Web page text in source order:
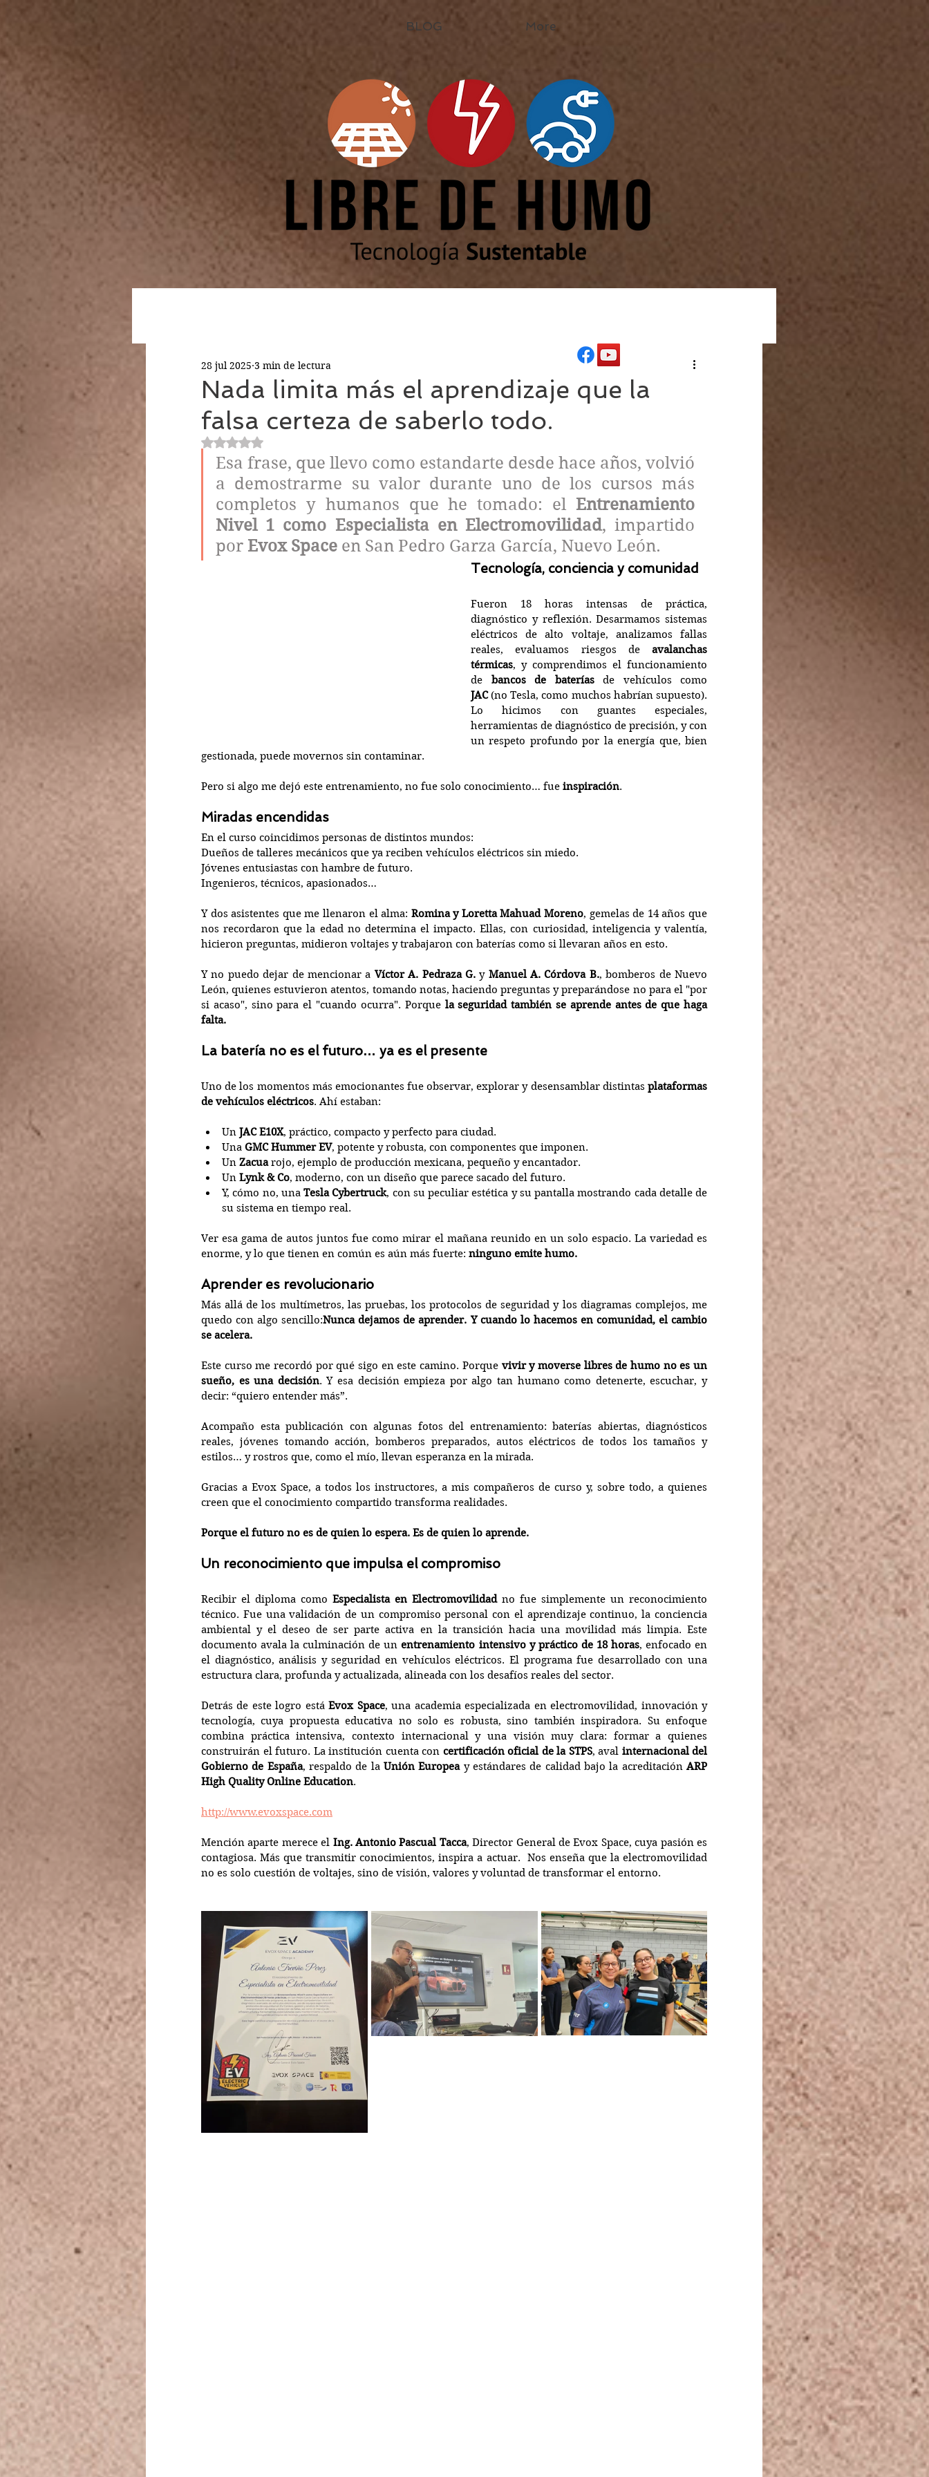
BLOG More
Nada limita más el aprendizaje que la
falsa certeza de saberlo todo.
28 jul 2025 3 min de lectura
Obtuvo NaN de 5 estrellas.
Esa frase, que llevo como estandarte desde hace años, volvió
a demostrarme su valor durante uno de los cursos más
completos y humanos que he tomado: el Entrenamiento
Nivel 1 como Especialista en Electromovilidad, impartido
por Evox Space en San Pedro Garza García, Nuevo León.
Tecnología, conciencia y comunidad
Fueron 18 horas intensas de práctica,
diagnóstico y reflexión. Desarmamos sistemas
eléctricos de alto voltaje, analizamos fallas
reales, evaluamos riesgos de avalanchas
térmicas, y comprendimos el funcionamiento
de bancos de baterías
JAC (no Tesla, como muchos habrían supuesto).
Lo hicimos con guantes especiales,
herramientas de diagnóstico de precisión, y con
un respeto profundo por la energía que, bien
gestionada, puede movernos sin contaminar.
Pero si algo me dejó este entrenamiento, no fue solo conocimiento… fue inspiración.
Miradas encendidas
En el curso coincidimos personas de distintos mundos:
Dueños de talleres mecánicos que ya reciben vehículos eléctricos sin miedo.
Jóvenes entusiastas con hambre de futuro.
Ingenieros, técnicos, apasionados…
Y dos asistentes que me llenaron el alma: Romina y Loretta Mahuad Moreno, gemelas de 14 años que
nos recordaron que la edad no determina el impacto. Ellas, con curiosidad, inteligencia y valentía,
hicieron preguntas, midieron voltajes y trabajaron con baterías como si llevaran años en esto.
Y no puedo dejar de mencionar a Víctor A. Pedraza G. y Manuel A. Córdova B., bomberos de Nuevo
León, quienes estuvieron atentos, tomando notas, haciendo preguntas y preparándose no para el "por
si acaso", sino para el "cuando ocurra". Porque la seguridad también se aprende antes de que haga
falta.
La batería no es el futuro… ya es el presente
Uno de los momentos más emocionantes fue observar, explorar y desensamblar distintas plataformas
de vehículos eléctricos. Ahí estaban:
Un JAC E10X, práctico, compacto y perfecto para ciudad.
Una GMC Hummer EV, potente y robusta, con componentes que imponen.
Un Zacua rojo, ejemplo de producción mexicana, pequeño y encantador.
Un Lynk & Co, moderno, con un diseño que parece sacado del futuro.
Y, cómo no, una Tesla Cybertruck, con su peculiar estética y su pantalla mostrando cada detalle de
su sistema en tiempo real.
Ver esa gama de autos juntos fue como mirar el mañana reunido en un solo espacio. La variedad es
enorme, y lo que tienen en común es aún más fuerte: ninguno emite humo.
Aprender es revolucionario
Más allá de los multímetros, las pruebas, los protocolos de seguridad y los diagramas complejos, me
quedo con algo sencillo:Nunca dejamos de aprender. Y cuando lo hacemos en comunidad, el cambio
se acelera.
Este curso me recordó por qué sigo en este camino. Porque vivir y moverse libres de humo no es un
sueño, es una decisión. Y esa decisión empieza por algo tan humano como detenerte, escuchar, y
decir: “quiero entender más”.
Acompaño esta publicación con algunas fotos del entrenamiento: baterías abiertas, diagnósticos
reales, jóvenes tomando acción, bomberos preparados, autos eléctricos de todos los tamaños y
estilos… y rostros que, como el mío, llevan esperanza en la mirada.
Gracias a Evox Space, a todos los instructores, a mis compañeros de curso y, sobre todo, a quienes
creen que el conocimiento compartido transforma realidades.
Porque el futuro no es de quien lo espera. Es de quien lo aprende.
Un reconocimiento que impulsa el compromiso
Recibir el diploma como Especialista en Electromovilidad no fue simplemente un reconocimiento
técnico. Fue una validación de un compromiso personal con el aprendizaje continuo, la conciencia
ambiental y el deseo de ser parte activa en la transición hacia una movilidad más limpia. Este
documento avala la culminación de un entrenamiento intensivo y práctico de 18 horas, enfocado en
el diagnóstico, análisis y seguridad en vehículos eléctricos. El programa fue desarrollado con una
estructura clara, profunda y actualizada, alineada con los desafíos reales del sector.
Detrás de este logro está Evox Space, una academia especializada en electromovilidad, innovación y
tecnología, cuya propuesta educativa no solo es robusta, sino también inspiradora. Su enfoque
combina práctica intensiva, contexto internacional y una visión muy clara: formar a quienes
construirán el futuro. La institución cuenta con certificación oficial de la STPS, aval internacional del
Gobierno de España, respaldo de la Unión Europea y estándares de calidad bajo la acreditación ARP
High Quality Online Education.
http://www.evoxspace.com
Mención aparte merece el Ing. Antonio Pascual Tacca, Director General de Evox Space, cuya pasión es
contagiosa. Más que transmitir conocimientos, inspira a actuar.  Nos enseña que la electromovilidad
no es solo cuestión de voltajes, sino de visión, valores y voluntad de transformar el entorno.